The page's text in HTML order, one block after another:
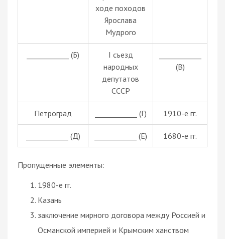
ходе походов
Ярослава
Мудрого
____________ (Б)
I съезд
народных
депутатов
СССР
(В)
Петроград ____________ (Г) 1910-е гг.
____________ (Д) ____________ (Е) 1680-е гг.
Пропущенные элементы:
1980-е гг.
Казань
заключение мирного договора между Россией и
Османской империей и Крымским ханством